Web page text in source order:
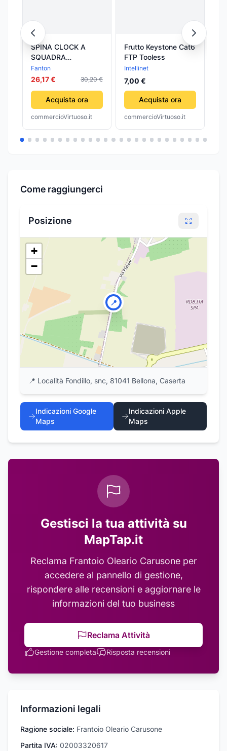
SPINA CLOCK A
SQUADRA
FRANCO/TEDESCA 2
POLI + TERRA
16A 80150 - 3 pezzi
FANTON
Fanton
26,17 € 30,20 €
Acquista ora
commercioVirtuoso.it
Frutto Keystone Cat6
FTP Tooless
Intellinet
7,00 €
Acquista ora
commercioVirtuoso.it
Come raggiungerci
Posizione
📍
+
−
📍 Località Fondillo, snc, 81041 Bellona, Caserta
Indicazioni Google
Maps
Indicazioni Apple
Maps
Gestisci la tua attività su
MapTap.it
Reclama Frantoio Oleario Carusoneper
accedere al pannello di gestione,
rispondere alle recensioni e aggiornare le
informazioni del tuo business
Reclama Attività
Gestione completa Risposta recensioni
Informazioni legali
Ragione sociale: Frantoio Oleario Carusone
Partita IVA: 02003320617